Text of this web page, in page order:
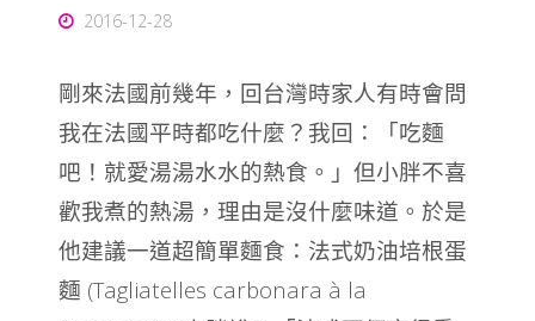
2016-12-28
剛來法國前幾年，回台灣時家人有時會問
我在法國平時都吃什麼？ 我回：「吃麵
吧！就愛湯湯水水的熱食。」 但小胖不喜
歡我煮的熱湯，理由是沒什麼味道。 於是
他建議一道超簡單麵食：法式奶油培根蛋
麵 (Tagliatelles carbonara à la